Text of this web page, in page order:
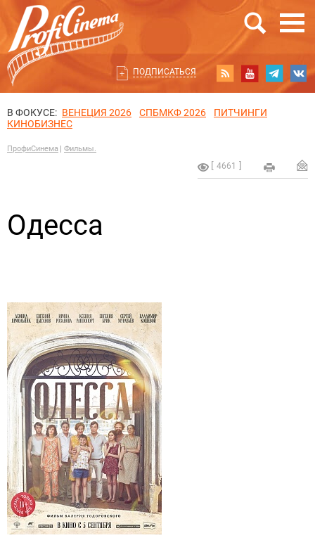
ПОДПИСАТЬСЯ
В ФОКУСЕ: ВЕНЕЦИЯ 2026 СПБМКФ 2026
ПИТЧИНГИ
КИНОБИЗНЕС
ПрофиСинема Фильмы.
4661
Одесса